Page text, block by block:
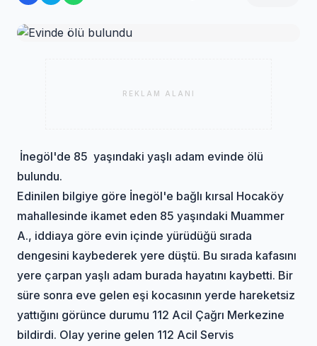
REKLAM ALANI
İnegöl'de 85 yaşındaki yaşlı adam evinde ölü
bulundu.
Edinilen bilgiye göre İnegöl'e bağlı kırsal Hocaköy
mahallesinde ikamet eden 85 yaşındaki Muammer
A., iddiaya göre evin içinde yürüdüğü sırada
dengesini kaybederek yere düştü. Bu sırada kafasını
yere çarpan yaşlı adam burada hayatını kaybetti. Bir
süre sonra eve gelen eşi kocasının yerde hareketsiz
yattığını görünce durumu 112 Acil Çağrı Merkezine
bildirdi. Olay yerine gelen 112 Acil Servis